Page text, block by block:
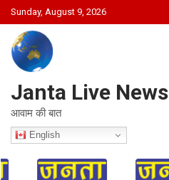
Skip
to
content
Sunday, August 9, 2026
Janta Live News
आवाम की बात
English